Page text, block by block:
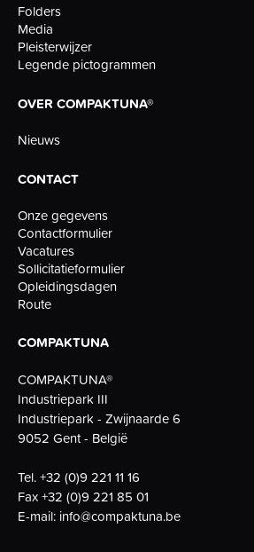
Folders
Media
Pleisterwijzer
Legende pictogrammen
OVER COMPAKTUNA®
Nieuws
CONTACT
Onze gegevens
Contactformulier
Vacatures
Sollicitatieformulier
Opleidingsdagen
Route
COMPAKTUNA
COMPAKTUNA®
Industriepark III
Industriepark - Zwijnaarde 6
9052 Gent - België
Tel.+32 (0)9 221 11 16
Fax+32 (0)9 221 85 01
E-mail: info@compaktuna.be